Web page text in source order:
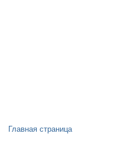
Главная страница